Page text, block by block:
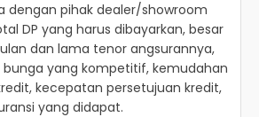
dengan pihak dealer/showroom
DP yang harus dibayarkan, besar
dan lama tenor angsurannya,
bunga yang kompetitif, kemudahan
kecepatan persetujuan kredit,
yang didapat.